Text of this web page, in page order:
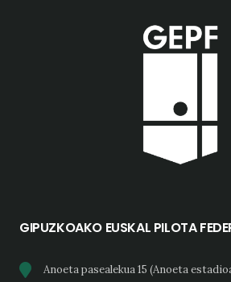
GIPUZKOAKO EUSKAL PILOTA
Anoeta pasealekua 15 (Anoeta